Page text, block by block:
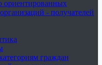
ориентированных
- получателей
граждан